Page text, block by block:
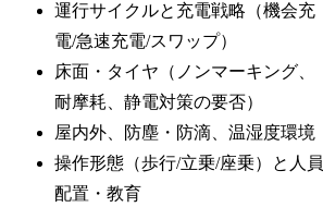
運行サイクルと充電戦略（機会充
電/急速充電/スワップ）
床面・タイヤ（ノンマーキング、
耐摩耗、静電対策の要否）
屋内外、防塵・防滴、温湿度環境
操作形態（歩行/立乗/座乗）と人員
配置・教育